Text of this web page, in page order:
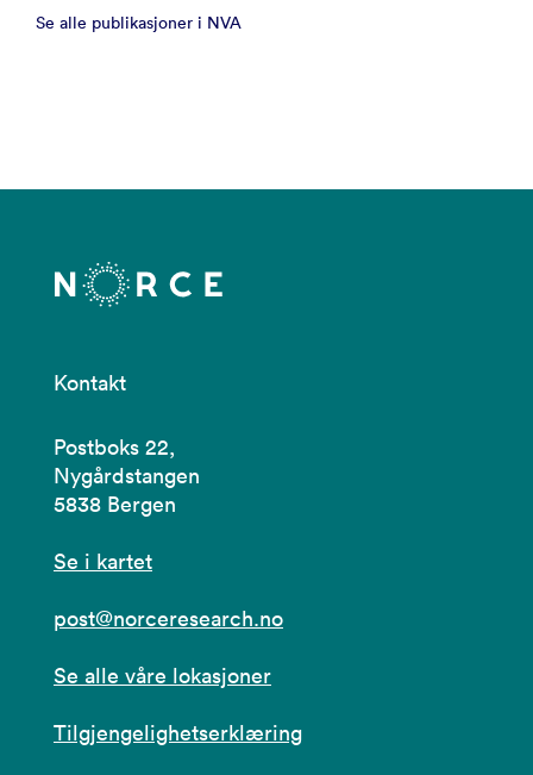
Se alle publikasjoner i NVA
Kontakt
Postboks 22,
Nygårdstangen
5838 Bergen
Se i kartet
post@norceresearch.no
Se alle våre lokasjoner
Tilgjengelighetserklæring